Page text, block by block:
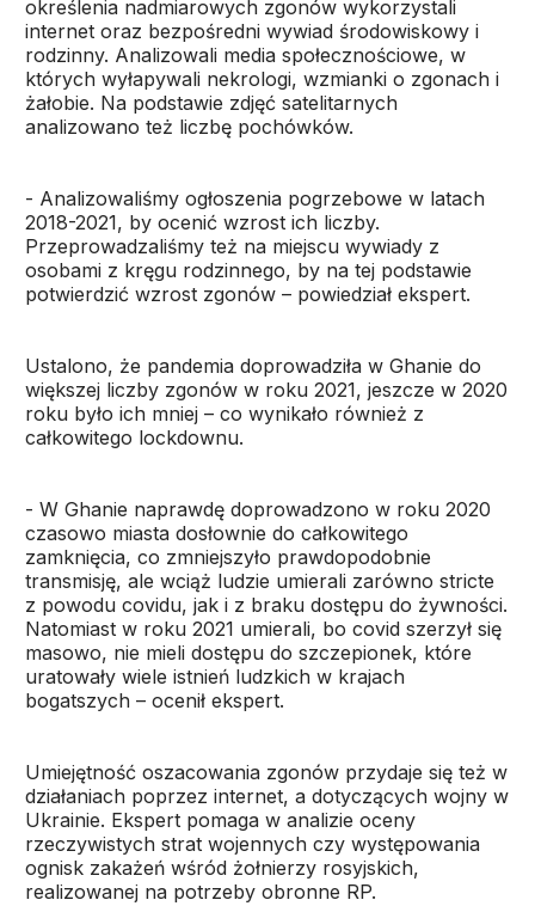
określenia nadmiarowych zgonów wykorzystali
internet oraz bezpośredni wywiad środowiskowy i
rodzinny. Analizowali media społecznościowe, w
których wyłapywali nekrologi, wzmianki o zgonach i
żałobie. Na podstawie zdjęć satelitarnych
analizowano też liczbę pochówków.
- Analizowaliśmy ogłoszenia pogrzebowe w latach
2018-2021, by ocenić wzrost ich liczby.
Przeprowadzaliśmy też na miejscu wywiady z
osobami z kręgu rodzinnego, by na tej podstawie
potwierdzić wzrost zgonów – powiedział ekspert.
Ustalono, że pandemia doprowadziła w Ghanie do
większej liczby zgonów w roku 2021, jeszcze w 2020
roku było ich mniej – co wynikało również z
całkowitego lockdownu.
- W Ghanie naprawdę doprowadzono w roku 2020
czasowo miasta dosłownie do całkowitego
zamknięcia, co zmniejszyło prawdopodobnie
transmisję, ale wciąż ludzie umierali zarówno stricte
z powodu covidu, jak i z braku dostępu do żywności.
Natomiast w roku 2021 umierali, bo covid szerzył się
masowo, nie mieli dostępu do szczepionek, które
uratowały wiele istnień ludzkich w krajach
bogatszych – ocenił ekspert.
Umiejętność oszacowania zgonów przydaje się też w
działaniach poprzez internet, a dotyczących wojny w
Ukrainie. Ekspert pomaga w analizie oceny
rzeczywistych strat wojennych czy występowania
ognisk zakażeń wśród żołnierzy rosyjskich,
realizowanej na potrzeby obronne RP.